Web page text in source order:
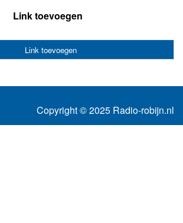
Link toevoegen
Link toevoegen
Copyright © 2025 Radio-robijn.nl